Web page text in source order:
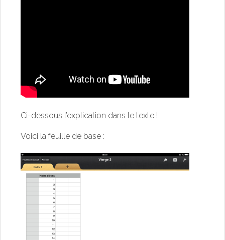
Ci-dessous l’explication dans le texte !
Voici la feuille de base :